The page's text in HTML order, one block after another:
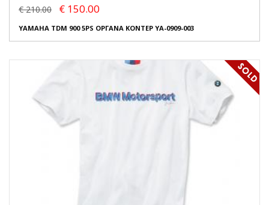
€ 210.00 € 150.00
YAMAHA TDM 900 5PS ΟΡΓΑΝΑ ΚΟΝΤΕΡ YA-0909-003